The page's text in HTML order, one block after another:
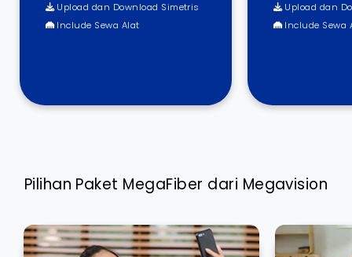
Upload dan Download Simetris
Include Sewa Alat
Upload dan
Include Sewa
Pilihan Paket MegaFiber dari Megavision